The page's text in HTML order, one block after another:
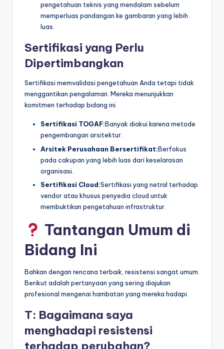
pengetahuan teknis yang mendalam sebelum
memperluas pandangan ke gambaran yang lebih
luas.
Sertifikasi yang Perlu
Dipertimbangkan
Sertifikasi memvalidasi pengetahuan Anda tetapi tidak
menggantikan pengalaman. Mereka menunjukkan
komitmen terhadap bidang ini.
Sertifikasi TOGAF:Banyak diakui karena metode
pengembangan arsitektur.
Arsitek Perusahaan Bersertifikat:Berfokus
pada cakupan yang lebih luas dari keselarasan
organisasi.
Sertifikasi Cloud:Sertifikasi yang netral terhadap
vendor atau khusus penyedia cloud untuk
membuktikan pengetahuan infrastruktur.
Tantangan Umum di
Bidang Ini
Bahkan dengan rencana terbaik, resistensi sangat umum.
Berikut adalah pertanyaan yang sering diajukan
profesional mengenai hambatan yang mereka hadapi.
T: Bagaimana saya
menghadapi resistensi
terhadap perubahan?